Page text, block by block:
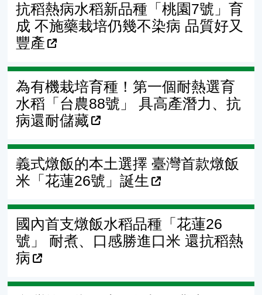
抗稻熱病水稻新品種「桃園7號」育
成 不施藥栽培仍幾不染病 品質好又
豐產
為有機栽培育種！第一個耐熱選育
水稻「台農88號」 具高產潛力、抗
病還耐儲藏
義式燉飯的本土選擇 臺灣首款燉飯
米「花蓮26號」誕生
國內首支燉飯水稻品種「花蓮26
號」 耐煮、口感勝進口米 還抗稻熱
病